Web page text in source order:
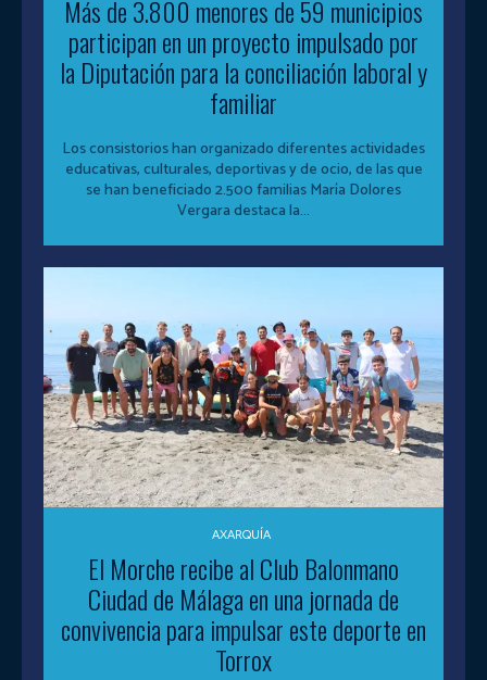
Más de 3.800 menores de 59 municipios
participan en un proyecto impulsado por
la Diputación para la conciliación laboral y
familiar
Los consistorios han organizado diferentes actividades
educativas, culturales, deportivas y de ocio, de las que
se han beneficiado 2.500 familias María Dolores
Vergara destaca la...
AXARQUÍA
El Morche recibe al Club Balonmano
Ciudad de Málaga en una jornada de
convivencia para impulsar este deporte en
Torrox